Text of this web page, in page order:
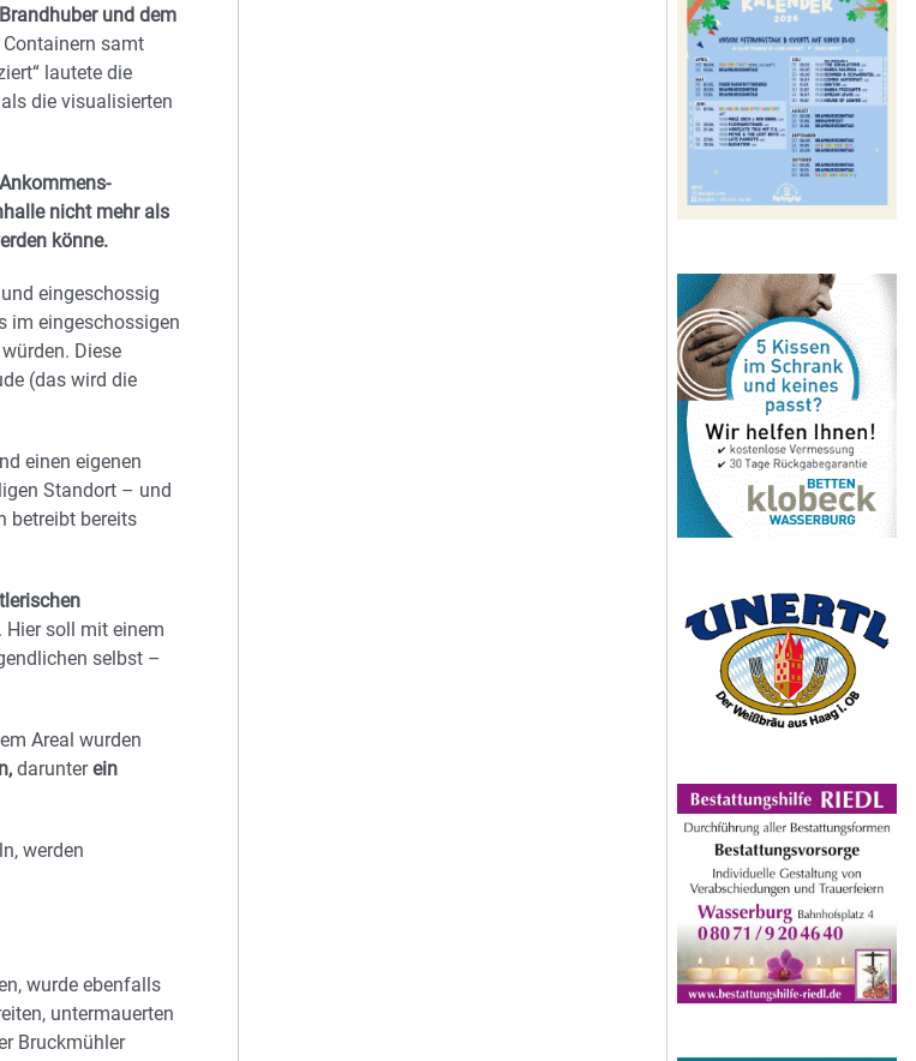
und dem
Containern samt
lautete die
die visualisierten
nicht mehr als
könne.
eingeschossig
im eingeschossigen
Diese
(das wird die
einen eigenen
Standort – und
betreibt bereits
Hier soll mit einem
selbst –
Areal wurden
darunterein
werden
wurde ebenfalls
untermauerten
Bruckmühler